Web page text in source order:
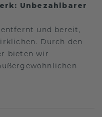
Unbezahlbarer
und bereit,
Durch den
bieten wir